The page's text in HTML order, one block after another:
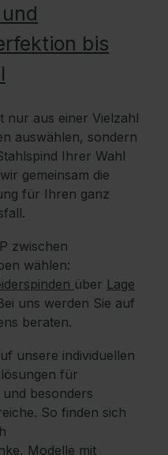
bis
nur aus einer Vielzahl
auswählen, sondern
Ihrer Wahl
gemeinsam die
für Ihren ganz
zwischen
wählen:
über Lage
uns werden Sie auf
beraten.
unsere individuellen
für
besonders
So finden sich
, Modelle mit